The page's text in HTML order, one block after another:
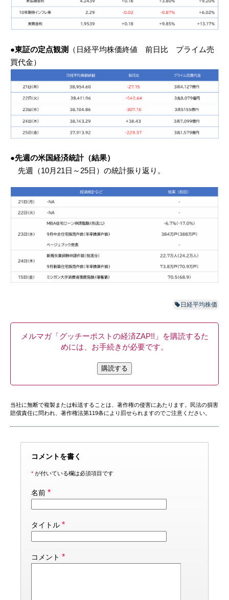
●東証の定点観測
（日経平均株価終値 前日比 プライム売
買代金）
●先週の米国経済統計（結果）
先週（10月21日～25日）の統計振り返り。
日経平均株価
メルマガ「グッチーポストの経済ZAP!!」を購読するた
めには、お手続きが必要です。
購読する
当社に無断で複製または転送することは、著作権の侵害にあたります。民法の損害
賠償責任に問われ、著作権法第119条により罰せられますのでご注意ください。
コメントを書く
* が付いている欄は必須項目です
名前 *
タイトル *
コメント *